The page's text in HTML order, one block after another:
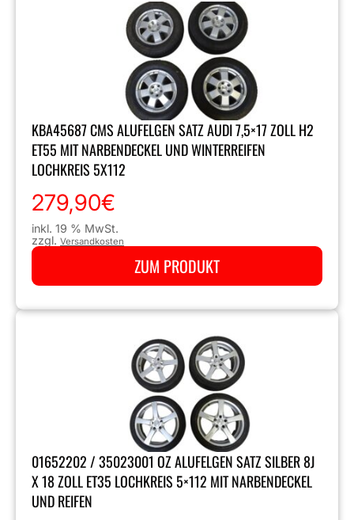
KBA45687 CMS ALUFELGEN SATZ AUDI 7,5×17 ZOLL H2
ET55 MIT NARBENDECKEL UND WINTERREIFEN
LOCHKREIS 5X112
279,90€
inkl. 19 % MwSt.
zzgl. Versandkosten
ZUM PRODUKT
01652202 / 35023001 OZ ALUFELGEN SATZ SILBER 8J
X 18 ZOLL ET35 LOCHKREIS 5×112 MIT NARBENDECKEL
UND REIFEN